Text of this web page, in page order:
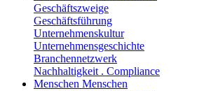
Geschäftszweige
Geschäftsführung
Unternehmenskultur
Unternehmensgeschichte
Branchennetzwerk
Nachhaltigkeit . Compliance
Menschen Menschen